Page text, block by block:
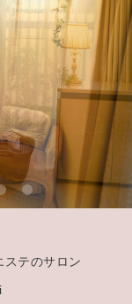
ステのサロン